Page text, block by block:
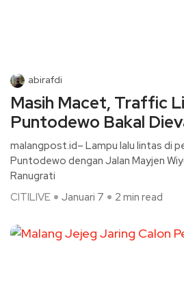
abirafdi
Masih Macet, Traffic
Puntodewo Bakal
malangpost.id– Lampu lalu lintas di
Puntodewo dengan Jalan Mayjen
Ranugrati
CITILIVE
Januari 7 2 min read